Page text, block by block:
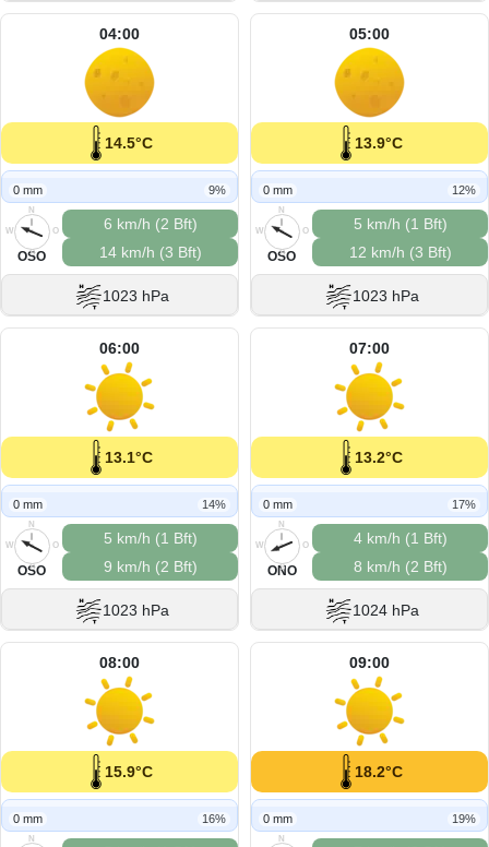
04:00
14.5°C
0 mm 9%
N
O
S
W
OSO
6 km/h (2 Bft)
14 km/h (3 Bft)
1023 hPa
05:00
13.9°C
0 mm 12%
N
O
S
W
OSO
5 km/h (1 Bft)
12 km/h (3 Bft)
1023 hPa
06:00
13.1°C
0 mm 14%
N
O
S
W
OSO
5 km/h (1 Bft)
9 km/h (2 Bft)
1023 hPa
07:00
13.2°C
0 mm 17%
N
O
S
W
ONO
4 km/h (1 Bft)
8 km/h (2 Bft)
1024 hPa
08:00
15.9°C
0 mm 16%
N
09:00
18.2°C
0 mm 19%
N